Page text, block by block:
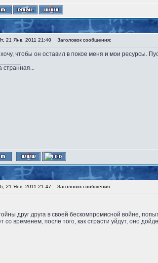
21 Янв, 2011 21:40 Заголовок сообщения:
чтобы он оставил в покое меня и мои ресурсы.
странная...
21 Янв, 2011 21:47 Заголовок сообщения:
друг друга в своей бескомпромисной войне,
со временем, после того, как страсти уйдут, оно